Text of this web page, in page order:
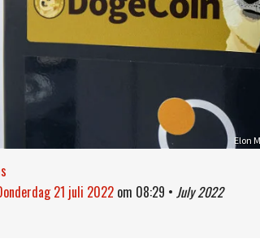
Elon
donderdag 21 juli 2022 om 08:29 • July 2022